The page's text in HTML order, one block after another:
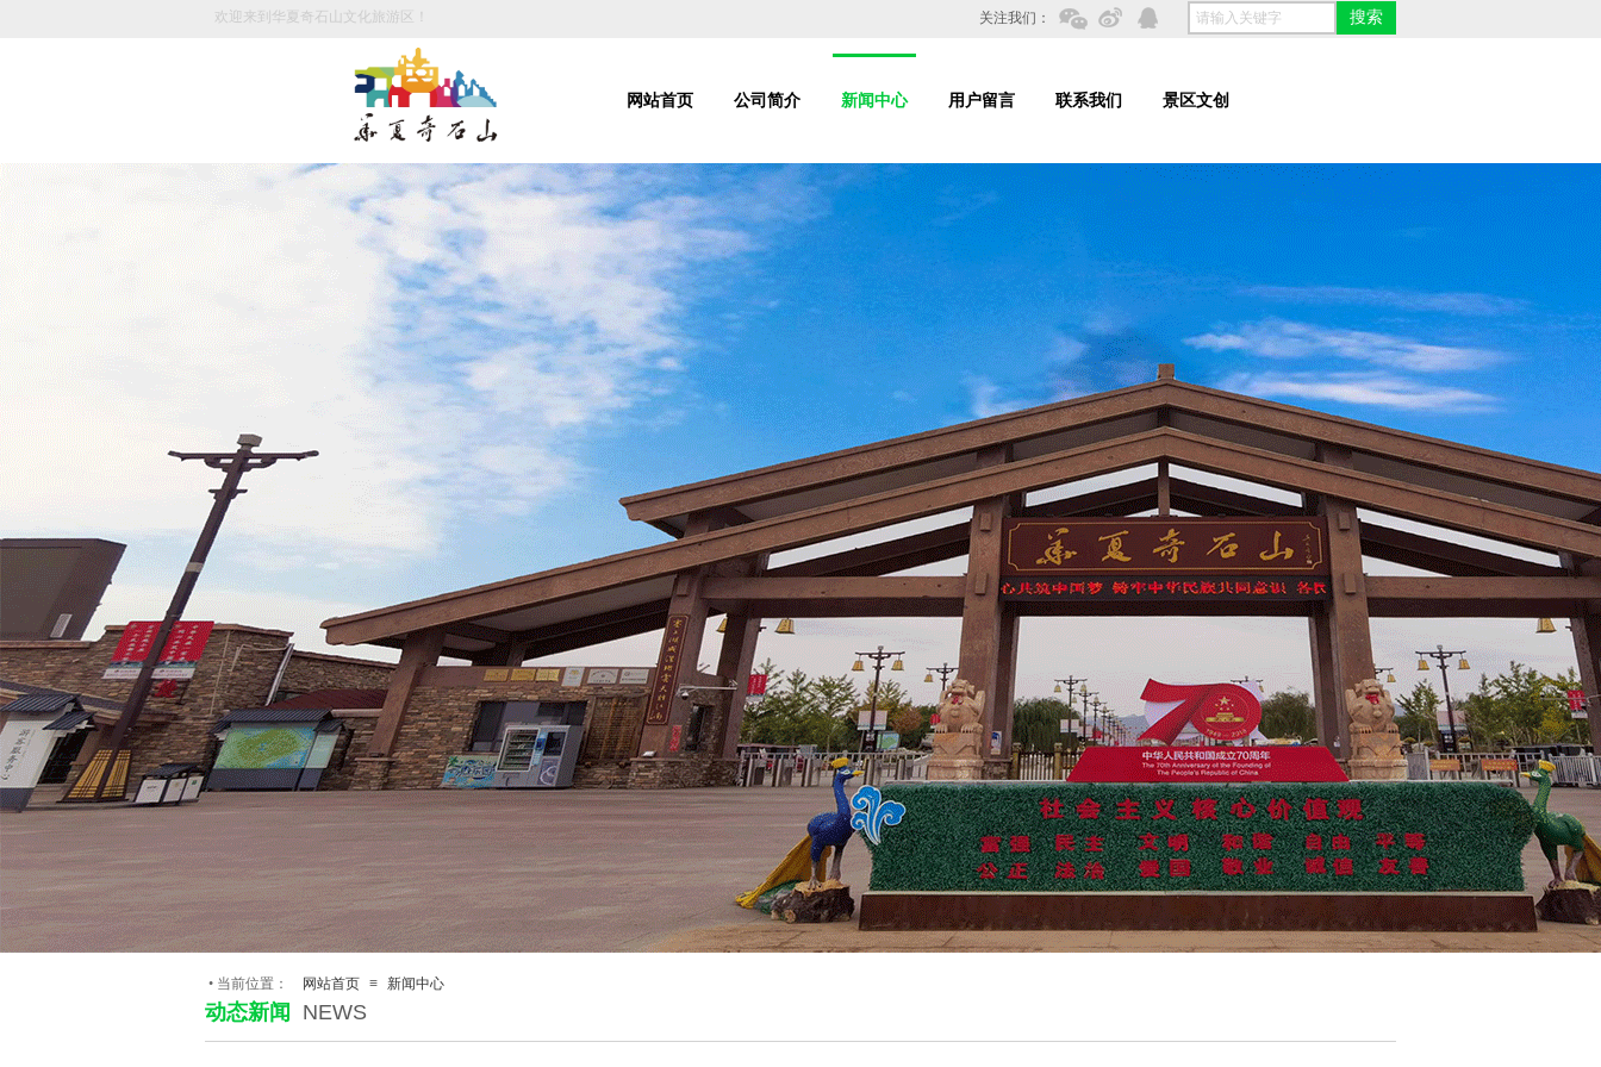
网站首页 公司简介 新闻中心 用户留言 联系我们 景区文创
欢迎来到华夏奇石山文化旅游区！ 搜索
关注我们：
+021-1234567X9
欢迎拨打服务热线，让我们来为您服务
• 当前位置： 网站首页 ≡ 新闻中心
动态新闻 NEWS